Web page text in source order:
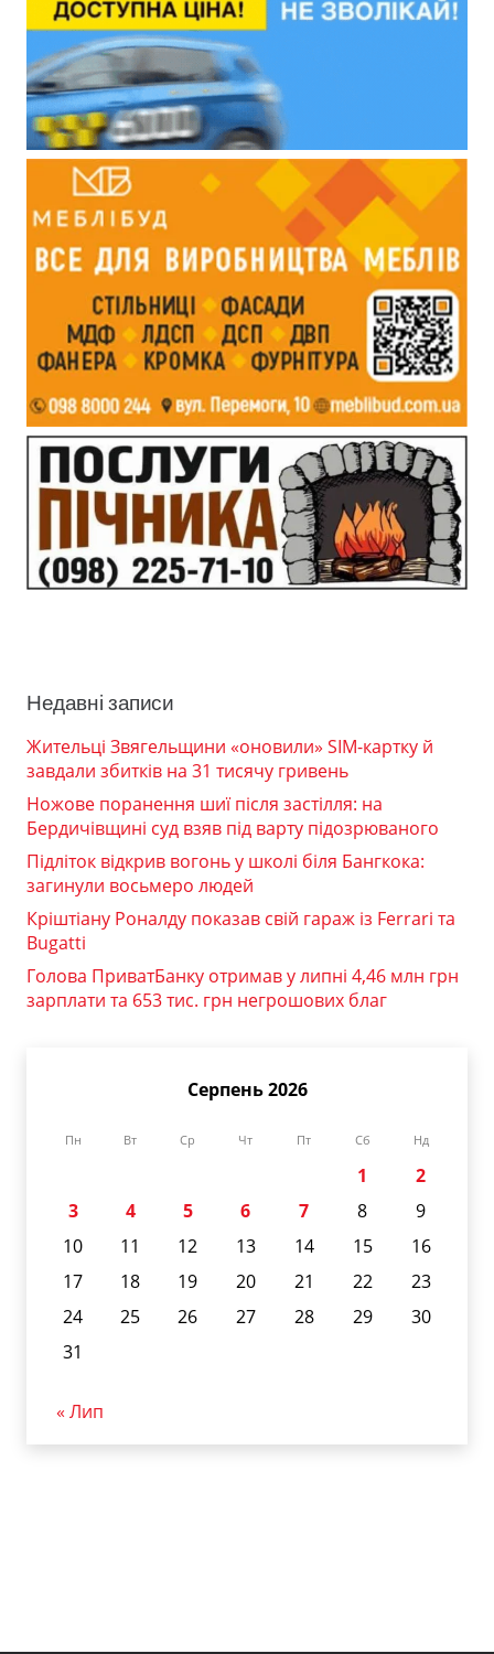
Недавні записи
Жительці Звягельщини «оновили» SIM-картку й
завдали збитків на 31 тисячу гривень
Ножове поранення шиї після застілля: на
Бердичівщині суд взяв під варту підозрюваного
Підліток відкрив вогонь у школі біля Бангкока:
загинули восьмеро людей
Кріштіану Роналду показав свій гараж із Ferrari та
Bugatti
Голова ПриватБанку отримав у липні 4,46 млн грн
зарплати та 653 тис. грн негрошових благ
Серпень 2026
Пн Вт Ср Чт Пт Сб Нд
1
2
3
4 5 6 7 8
9
10
11 12 13 14 15
16
17
18 19 20 21 22
23
24
25 26 27 28 29
30
31
« Лип